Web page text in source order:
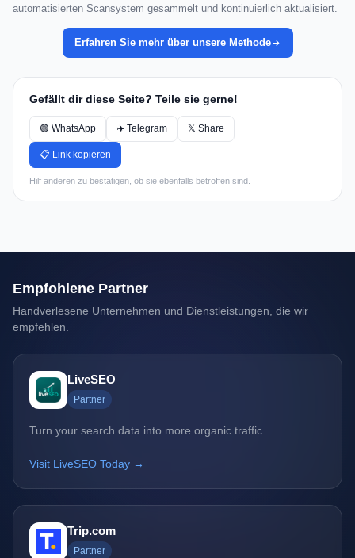
automatisierten Scansystem gesammelt und kontinuierlich aktualisiert.
Erfahren Sie mehr über unsere Methode
Gefällt dir diese Seite? Teile sie gerne!
🟢 WhatsApp ✈️ Telegram 𝕏 Share
📋 Link kopieren
Hilf anderen zu bestätigen, ob sie ebenfalls betroffen sind.
Empfohlene Partner
Handverlesene Unternehmen und Dienstleistungen, die wir
empfehlen.
LiveSEO
Partner
Turn your search data into more organic traffic
Visit LiveSEO Today →
Trip.com
Partner